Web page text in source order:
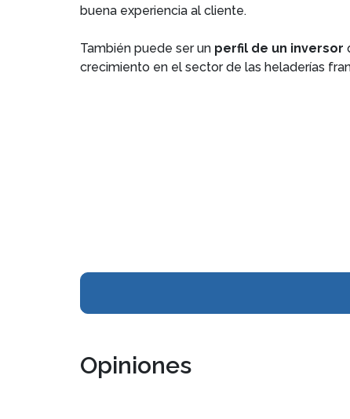
buena experiencia al cliente.
También puede ser un perfil de un inversor
crecimiento en el sector de las heladerías
Opiniones